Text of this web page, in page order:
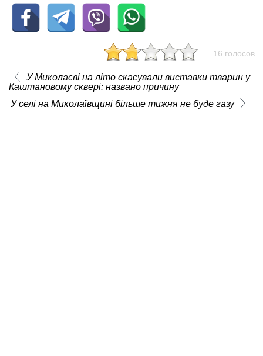
16 голосов
У Миколаєві на літо скасували виставки тварин у
Каштановому сквері: названо причину
У селі на Миколаївщині більше тижня не буде газу